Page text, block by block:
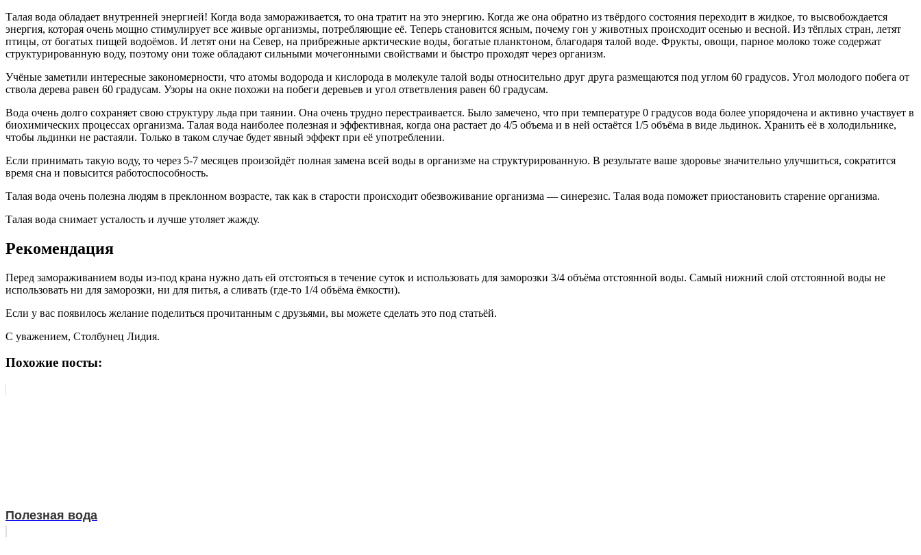
Талая вода обладает внутренней энергией! Когда вода замораживается, то она тратит на это энергию. Когда же она обратно из твёрдого состояния переходит в жидкое, то высвобождается
энергия, которая очень мощно стимулирует все живые организмы, потребляющие её. Теперь становится ясным, почему гон у животных происходит осенью и весной. Из тёплых стран, летят
птицы, от богатых пищей водоёмов. И летят они на Север, на прибрежные арктические воды, богатые планктоном, благодаря талой воде. Фрукты, овощи, парное молоко тоже содержат
структурированную воду, поэтому они тоже обладают сильными мочегонными свойствами и быстро проходят через организм.
Учёные заметили интересные закономерности, что атомы водорода и кислорода в молекуле талой воды относительно друг друга размещаются под углом 60 градусов. Угол молодого побега от
ствола дерева равен 60 градусам. Узоры на окне похожи на побеги деревьев и угол ответвления равен 60 градусам.
Вода очень долго сохраняет свою структуру льда при таянии. Она очень трудно перестраивается. Было замечено, что при температуре 0 градусов вода более упорядочена и активно участвует в
биохимических процессах организма. Талая вода наиболее полезная и эффективная, когда она растает до 4/5 объема и в ней остаётся 1/5 объёма в виде льдинок. Хранить её в холодильнике,
чтобы льдинки не растаяли. Только в таком случае будет явный эффект при её употреблении.
Если принимать такую воду, то через 5-7 месяцев произойдёт полная замена всей воды в организме на структурированную. В результате ваше здоровье значительно улучшиться, сократится
время сна и повысится работоспособность.
Талая вода очень полезна людям в преклонном возрасте, так как в старости происходит обезвоживание организма — синерезис. Талая вода поможет приостановить старение организма.
Талая вода снимает усталость и лучше утоляет жажду.
Рекомендация
Перед замораживанием воды из-под крана нужно дать ей отстояться в течение суток и использовать для заморозки 3/4 объёма отстоянной воды. Самый нижний слой отстоянной воды не
использовать ни для заморозки, ни для питья, а сливать (где-то 1/4 объёма ёмкости).
Если у вас появилось желание поделиться прочитанным с друзьями, вы можете сделать это под статьёй.
С уважением, Столбунец Лидия.
Похожие посты:
Полезная вода